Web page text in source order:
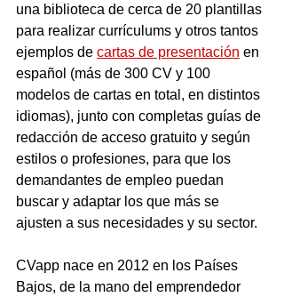
una biblioteca de cerca de 20 plantillas
para realizar currículums y otros tantos
ejemplos de cartas de presentación en
español (más de 300 CV y 100
modelos de cartas en total, en distintos
idiomas), junto con completas guías de
redacción de acceso gratuito y según
estilos o profesiones, para que los
demandantes de empleo puedan
buscar y adaptar los que más se
ajusten a sus necesidades y su sector.
CVapp nace en 2012 en los Países
Bajos, de la mano del emprendedor